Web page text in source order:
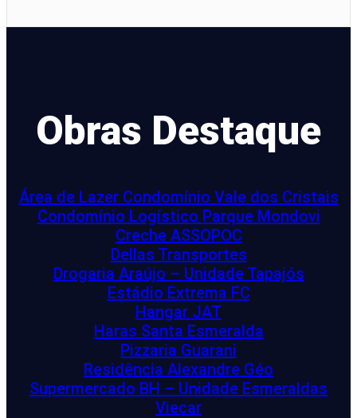
Obras Destaque
Área de Lazer Condomínio Vale dos Cristais
Condomínio Logístico Parque Mondovi
Creche ASSOPOC
Dellas Transportes
Drogaria Araújo – Unidade Tapajós
Estádio Extrema FC
Hangar JAT
Haras Santa Esmeralda
Pizzaria Guarani
Residência Alexandre Géo
Supermercado BH – Unidade Esmeraldas
Viecar